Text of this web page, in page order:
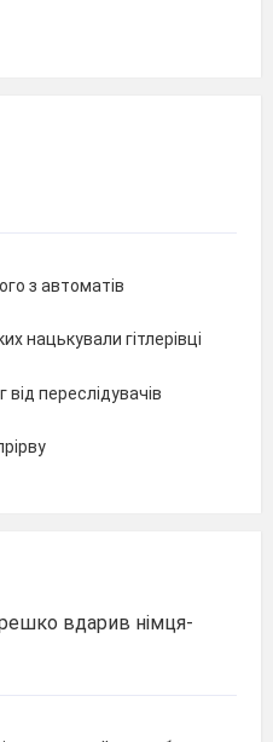
з автоматів
нацькували гітлерівці
від переслідувачів
вдарив німця-